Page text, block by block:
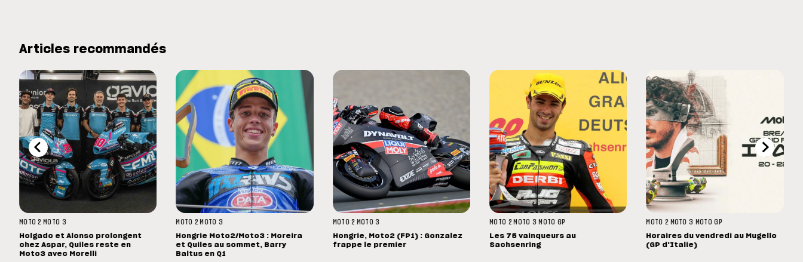
Articles recommandés
MOTO 2 MOTO 3
Holgado et Alonso prolongent
chez Aspar, Quiles reste en
Moto3 avec Morelli
MOTO 2 MOTO 3
Hongrie Moto2/Moto3 : Moreira
et Quiles au sommet, Barry
Baltus en Q1
MOTO 2 MOTO 3
Hongrie, Moto2 (FP1) : Gonzalez
frappe le premier
MOTO 2 MOTO 3 MOTO GP
Les 75 vainqueurs au
Sachsenring
MOTO 2 MOTO 3 MOTO GP
Horaires du vendredi au Mugello
(GP d'Italie)